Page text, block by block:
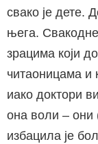
свако је дете.
њега.
зрацима који
читаоницама и
иако доктори
она воли – они
избацила је